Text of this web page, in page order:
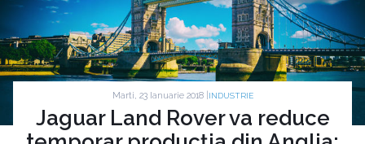
Marti, 23 Ianuarie 2018 | INDUSTRIE
Jaguar Land Rover va reduce